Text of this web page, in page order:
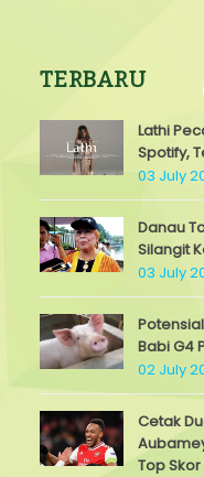
TERBARU
Lathi
Spotify,
03 July
Danau
Silangit
03 July
Babi G4
02 July
Cetak
Top Skor